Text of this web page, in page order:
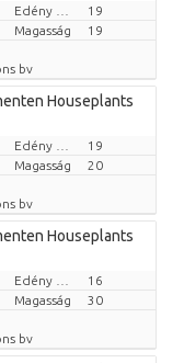
19
Magasság
19
bv
Houseplants
19
Magasság
20
bv
Houseplants
16
Magasság
30
bv